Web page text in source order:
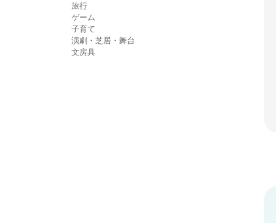
旅行
ゲーム
子育て
演劇・芝居・舞台
文房具